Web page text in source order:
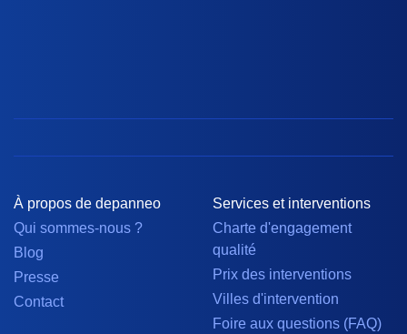
À propos de depanneo
Qui sommes-nous ?
Blog
Presse
Contact
Services et interventions
Charte d'engagement
qualité
Prix des interventions
Villes d'intervention
Foire aux questions (FAQ)